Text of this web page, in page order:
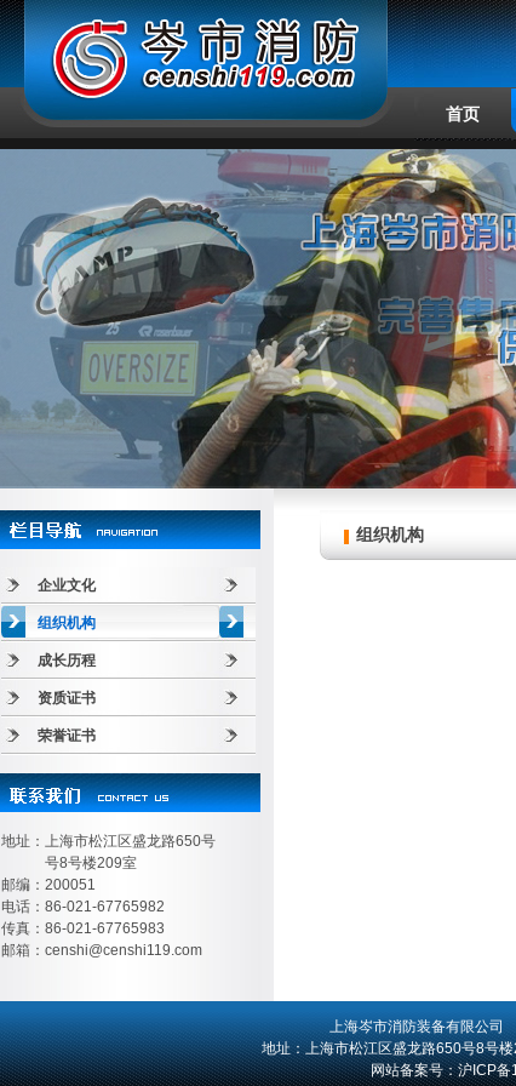
首页
企业文化
组织机构
成长历程
资质证书
荣誉证书
地址：上海市松江区盛龙路650号
号8号楼209室
邮编：200051
电话：86-021-67765982
传真：86-021-67765983
邮箱： censhi@censhi119.com
组织机构
上海岑市消防装备有限公司
地址：上海市松江区盛龙路650号8
网站备案号：沪ICP